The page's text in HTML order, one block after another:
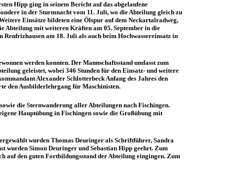
Hipp ging in seinem Bericht auf das abgelaufene
in der Sturmnacht vom 11. Juli, wo die Abteilung gleich zu
Einsätze bildeten eine Ölspur auf dem Neckartalradweg,
Abteilung mit weiteren Kräften am 05. September in die
am 18. Juli als auch beim Hochwassereinsatz in
werden konnten. Der Mannschaftsstand umfasst zum
geleistet, wobei 346 Stunden für den Einsatz- und weitere
Alexander Schlotterbeck Anfang des Jahres den
den Ausbilderlehrgang für Maschinisten.
die Sternwanderung aller Abteilungen nach Fischingen.
Hauptübung in Fischingen sowie die Großübung mit
wurden Thomas Deuringer als Schriftführer, Sandra
wurden Simon Deuringer und Sebastian Hipp geehrt. Zum
auf den guten Fortbildungsstand der Abteilung eingingen. Zum